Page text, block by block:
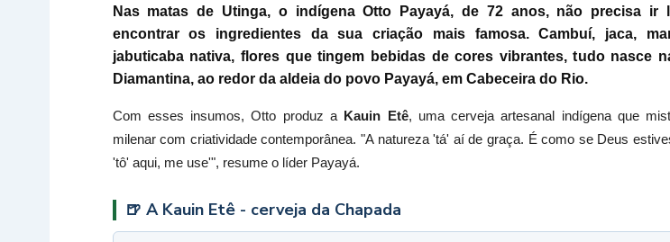
Nas matas de Utinga, o indígenaOtto Payayá, de 72 anos, não precisa ir
encontrar os ingredientes da sua criação mais famosa. Cambuí, jaca,
jabuticaba nativa, flores que tingem bebidas de cores vibrantes, tudo nasce
Diamantina, ao redor da aldeia do povo Payayá, em Cabeceira do Rio.
Com esses insumos, Otto produz a Kauin Etê, uma cerveja artesanal indígena que
milenar com criatividade contemporânea. "A natureza 'tá' aí de graça. É como se Deus
'tô' aqui, me use'", resume o líder Payayá.
🍺 A Kauin Etê - cerveja da Chapada